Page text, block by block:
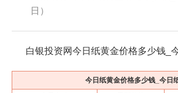
日）
白银投资网今日纸黄金价格多少钱_
今日纸黄金价格多少钱_今日